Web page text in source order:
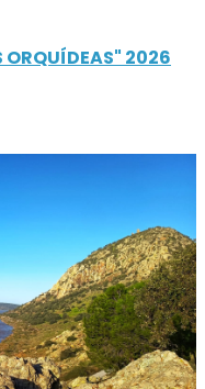
ORQUÍDEAS" 2026